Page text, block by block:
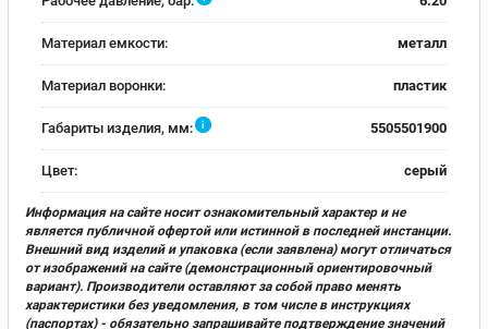
Материал емкости: металл
Материал воронки: пластик
Габариты изделия, мм: i 5505501900
Цвет: серый
Информация на сайте носит ознакомительный характер и не
является публичной офертой или истинной в последней инстанции.
Внешний вид изделий и упаковка (если заявлена) могут отличаться
от изображений на сайте (демонстрационный ориентировочный
вариант). Производители оставляют за собой право менять
характеристики без уведомления, в том числе в инструкциях
(паспортах) - обязательно запрашивайте подтверждение значений